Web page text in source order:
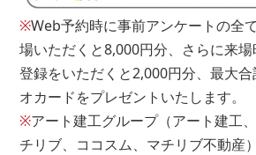
※Web予約時に事前アンケートの全
場いただくと8,000円分、さらに来
登録をいただくと2,000円分、最大
オカードをプレゼントいたします。
※アート建工グループ（アート建工
チリブ、ココスム、マチリブ不動産
残金
※もし借り入れがあるとしても住宅ロ
お気軽にご相談ください。